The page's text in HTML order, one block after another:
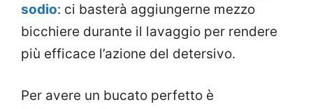
sodio: ci basterà aggiungerne mezzo
bicchiere durante il lavaggio per rendere
più efficace l’azione del detersivo.
Per avere un bucato perfetto è